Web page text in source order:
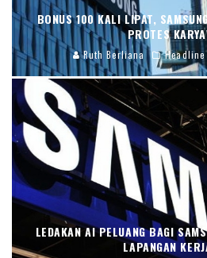
BONUS 100 KALI LIPAT,
PROTES
Ruth Berliana Headline
LEDAKAN AI PELUANG BAGI
LAPANGAN